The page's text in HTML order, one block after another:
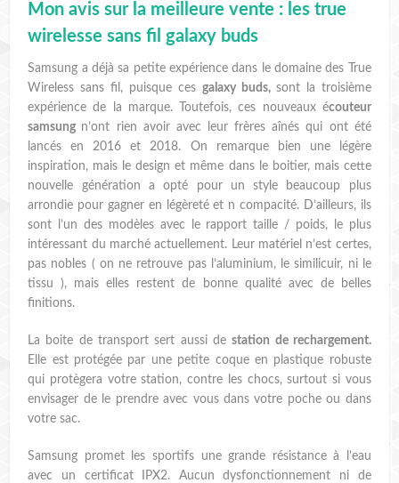
Mon avis sur la meilleure vente : les true
wirelesse sans fil galaxy buds
Samsung a déjà sa petite expérience dans le domaine des True
Wireless sans fil, puisque ces galaxy buds, sont la troisième
expérience de la marque. Toutefois, ces nouveaux écouteur
samsung n’ont rien avoir avec leur frères aînés qui ont été
lancés en 2016 et 2018. On remarque bien une légère
inspiration, mais le design et même dans le boitier, mais cette
nouvelle génération a opté pour un style beaucoup plus
arrondie pour gagner en légèreté et n compacité. D’ailleurs, ils
sont l’un des modèles avec le rapport taille / poids, le plus
intéressant du marché actuellement. Leur matériel n’est certes,
pas nobles ( on ne retrouve pas l’aluminium, le similicuir, ni le
tissu ), mais elles restent de bonne qualité avec de belles
finitions.
La boite de transport sert aussi destation de rechargement.
Elle est protégée par une petite coque en plastique robuste
qui protègera votre station, contre les chocs, surtout si vous
envisager de le prendre avec vous dans votre poche ou dans
votre sac.
Samsung promet les sportifs une grande résistance à l’eau
avec un certificat IPX2. Aucun dysfonctionnement ni de